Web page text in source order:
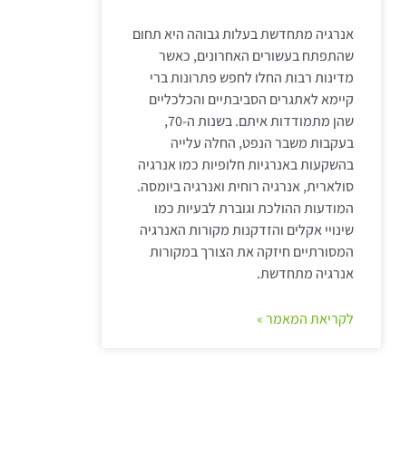
אנרגיה מתחדשת בעלות גבוהה היא תחום
שהתפתח בעשורים האחרונים, כאשר
מדינות רבות החלו לחפש פתרונות ברי
קיימא לאתגרים הסביבתיים והכלכליים
שהן מתמודדות איתם. בשנות ה-70,
בעקבות משבר הנפט, החלה עלייה
בהשקעות באנרגיות חלופיות כמו אנרגיה
סולארית, אנרגיה רוחית ואנרגיה ביומסה.
המודעות ההולכת וגוברת לבעיות כמו
שינויי אקלים והזדקנות מקורות האנרגיה
המסורתיים חיזקה את הצורך במקורות
אנרגיה מתחדשת.
לקריאת המאמר »